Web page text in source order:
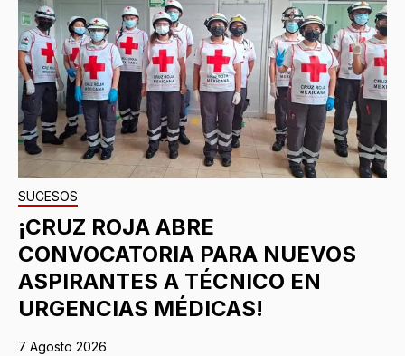
SUCESOS
¡CRUZ ROJA ABRE
CONVOCATORIA PARA NUEVOS
ASPIRANTES A TÉCNICO EN
URGENCIAS MÉDICAS!
7 Agosto 2026